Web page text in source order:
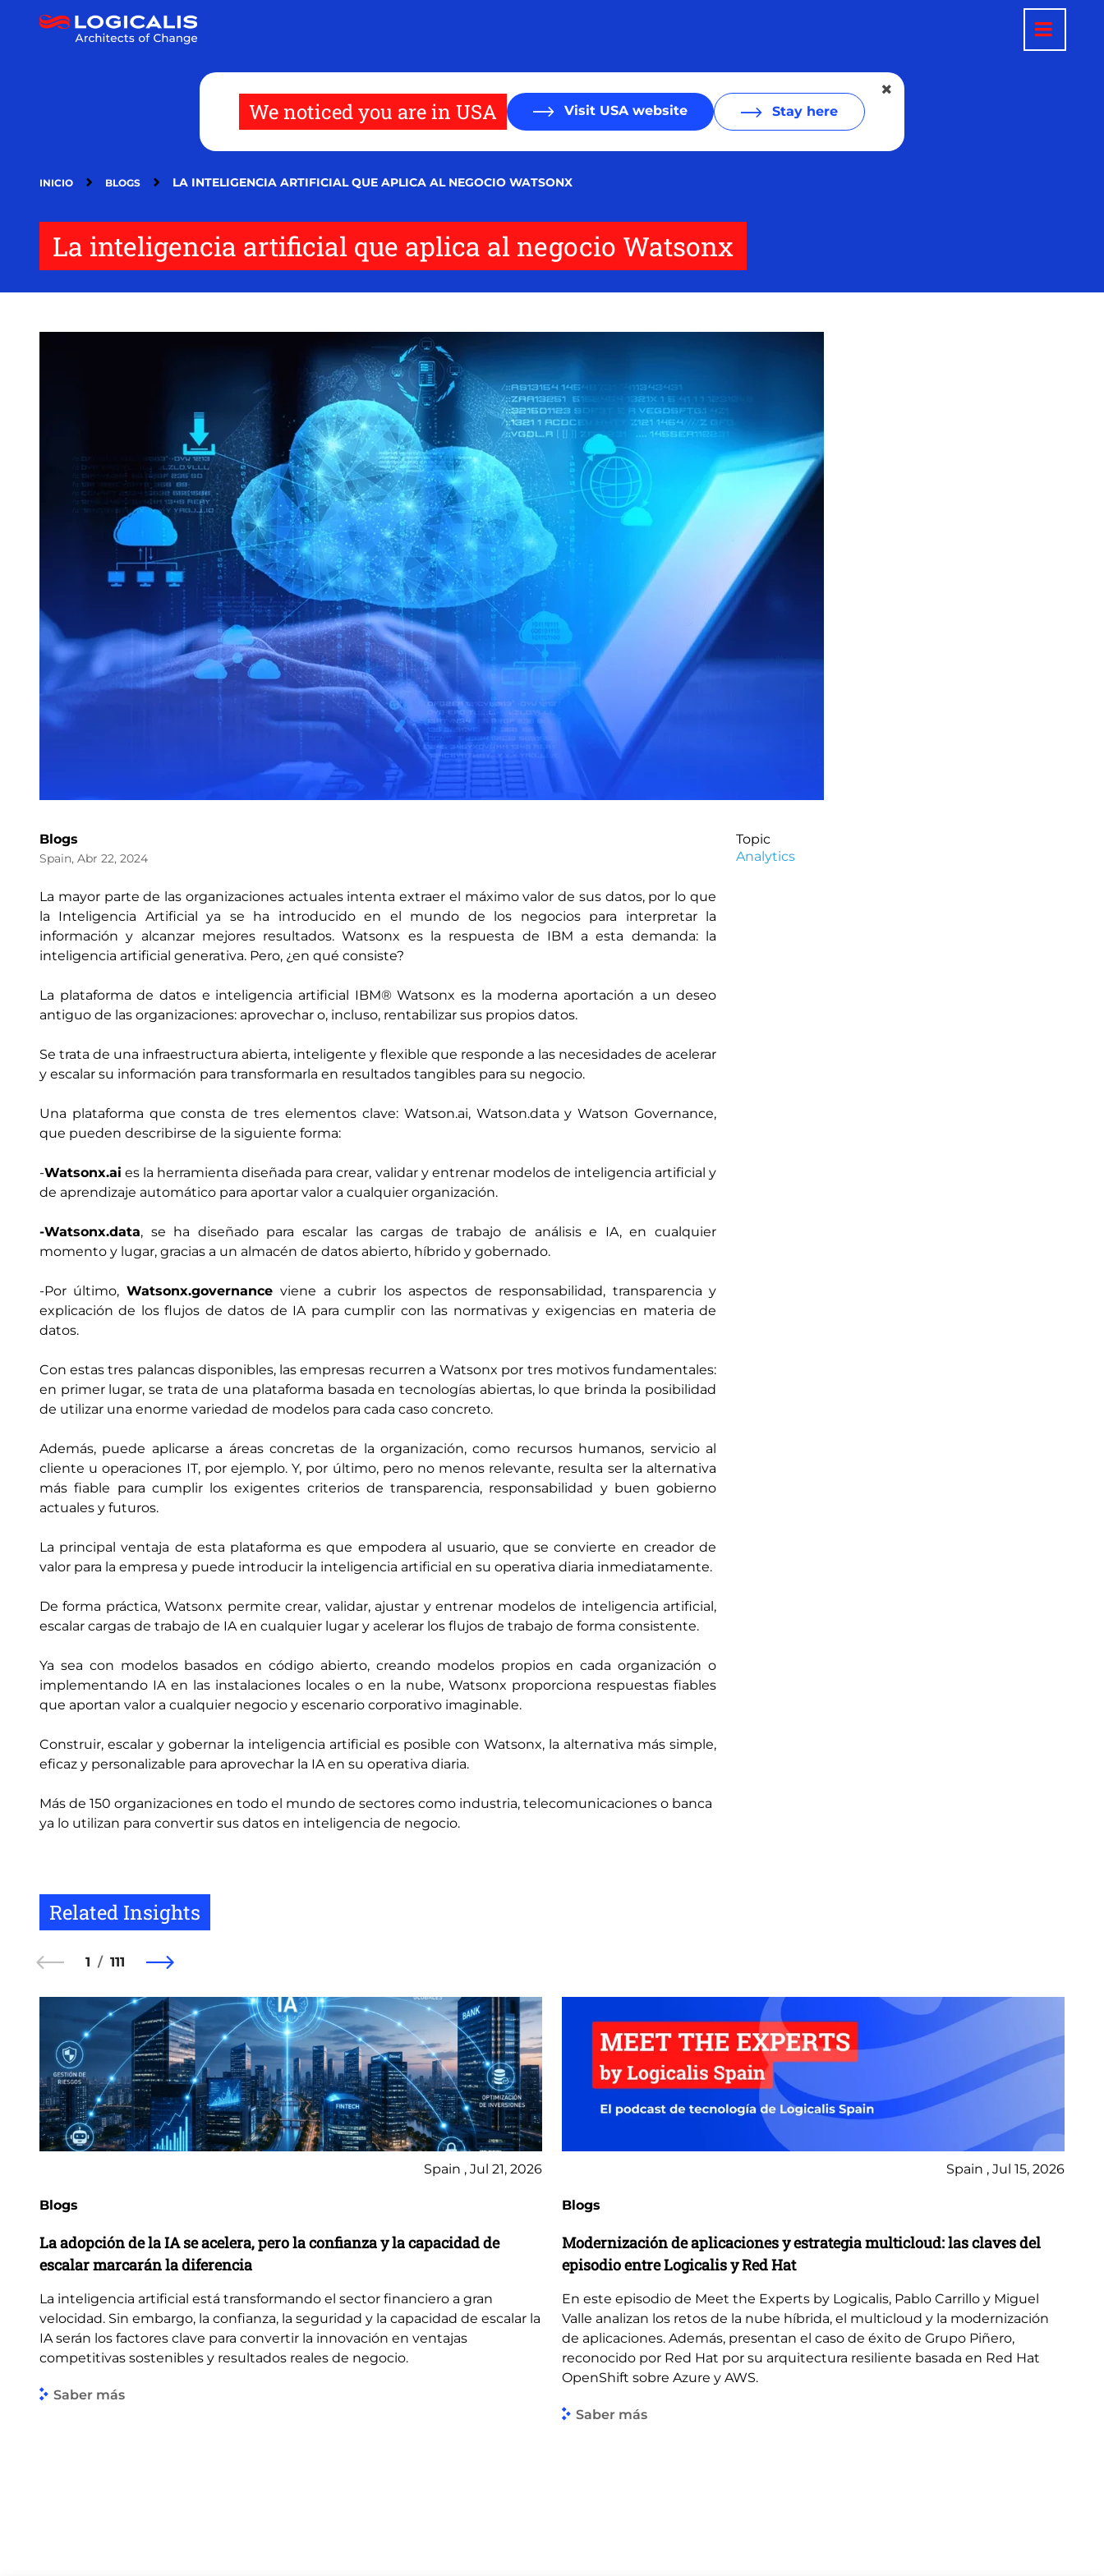
contenido
We noticed you are in USA Visit USA website Stay here
INICIO BLOGS LA INTELIGENCIA ARTIFICIAL QUE APLICA AL NEGOCIO WATSONX
La inteligencia artificial que aplica al negocio Watsonx
Blogs
Spain, Abr 22, 2024
La mayor parte de las organizaciones actuales intenta extraer el máximo valor de sus datos, por lo que
la Inteligencia Artificial ya se ha introducido en el mundo de los negocios para interpretar la
información y alcanzar mejores resultados. Watsonx es la respuesta de IBM a esta demanda: la
inteligencia artificial generativa. Pero, ¿en qué consiste?
La plataforma de datos e inteligencia artificial IBM® Watsonx es la moderna aportación a un deseo
antiguo de las organizaciones: aprovechar o, incluso, rentabilizar sus propios datos.
Se trata de una infraestructura abierta, inteligente y flexible que responde a las necesidades de acelerar
y escalar su información para transformarla en resultados tangibles para su negocio.
Una plataforma que consta de tres elementos clave: Watson.ai, Watson.data y Watson Governance,
que pueden describirse de la siguiente forma:
-Watsonx.ai es la herramienta diseñada para crear, validar y entrenar modelos de inteligencia artificial y
de aprendizaje automático para aportar valor a cualquier organización.
-Watsonx.data, se ha diseñado para escalar las cargas de trabajo de análisis e IA, en cualquier
momento y lugar, gracias a un almacén de datos abierto, híbrido y gobernado.
-Por último, Watsonx.governanceviene a cubrir los aspectos de responsabilidad, transparencia y
explicación de los flujos de datos de IA para cumplir con las normativas y exigencias en materia de
datos.
Con estas tres palancas disponibles, las empresas recurren a Watsonx por tres motivos fundamentales:
en primer lugar, se trata de una plataforma basada en tecnologías abiertas, lo que brinda la posibilidad
de utilizar una enorme variedad de modelos para cada caso concreto.
Además, puede aplicarse a áreas concretas de la organización, como recursos humanos, servicio al
cliente u operaciones IT, por ejemplo. Y, por último, pero no menos relevante, resulta ser la alternativa
más fiable para cumplir los exigentes criterios de transparencia, responsabilidad y buen gobierno
actuales y futuros.
La principal ventaja de esta plataforma es que empodera al usuario, que se convierte en creador de
valor para la empresa y puede introducir la inteligencia artificial en su operativa diaria inmediatamente.
De forma práctica, Watsonx permite crear, validar, ajustar y entrenar modelos de inteligencia artificial,
escalar cargas de trabajo de IA en cualquier lugar y acelerar los flujos de trabajo de forma consistente.
Ya sea con modelos basados en código abierto, creando modelos propios en cada organización o
implementando IA en las instalaciones locales o en la nube, Watsonx proporciona respuestas fiables
que aportan valor a cualquier negocio y escenario corporativo imaginable.
Construir, escalar y gobernar la inteligencia artificial es posible con Watsonx, la alternativa más simple,
eficaz y personalizable para aprovechar la IA en su operativa diaria.
Más de 150 organizaciones en todo el mundo de sectores como industria, telecomunicaciones o banca
ya lo utilizan para convertir sus datos en inteligencia de negocio.
Topic
Analytics
Related Insights
1 111
Spain , Jul 21, 2026
Blogs
La adopción de la IA se acelera, pero la confianza y la capacidad de
escalar marcarán la diferencia
La inteligencia artificial está transformando el sector financiero a gran
velocidad. Sin embargo, la confianza, la seguridad y la capacidad de escalar la
IA serán los factores clave para convertir la innovación en ventajas
competitivas sostenibles y resultados reales de negocio.
Saber más
Spain , Jul 15, 2026
Blogs
Modernización de aplicaciones y estrategia multicloud: las claves del
episodio entre Logicalis y Red Hat
En este episodio de Meet the Experts by Logicalis, Pablo Carrillo y Miguel
Valle analizan los retos de la nube híbrida, el multicloud y la modernización
de aplicaciones. Además, presentan el caso de éxito de Grupo Piñero,
reconocido por Red Hat por su arquitectura resiliente basada en Red Hat
OpenShift sobre Azure y AWS.
Saber más